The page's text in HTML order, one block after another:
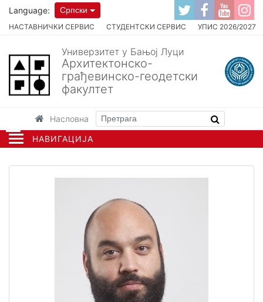
НАВИГАЦИЈА
НАСТАВНИЧКИ СЕРВИС СТУДЕНТСКИ СЕРВИС УПИС 2026/2027
Language: Српски
Универзитет у Бањој Луци
Архитектонско-
грађевинско-геодетски
факултет
Насловна